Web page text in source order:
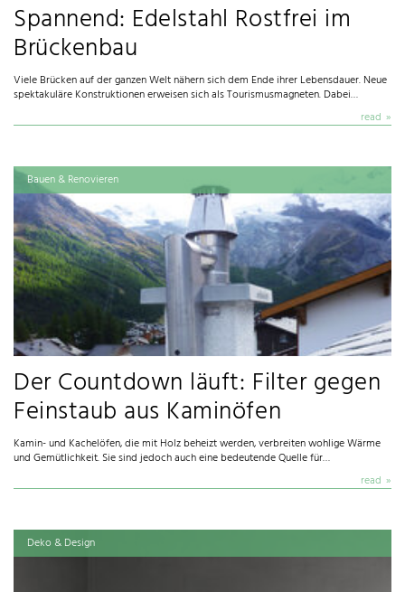
Spannend: Edelstahl Rostfrei im
Brückenbau
Viele Brücken auf der ganzen Welt nähern sich dem Ende ihrer Lebensdauer. Neue
spektakuläre Konstruktionen erweisen sich als Tourismusmagneten. Dabei…
read
Bauen & Renovieren
Der Countdown läuft: Filter gegen
Feinstaub aus Kaminöfen
Kamin- und Kachelöfen, die mit Holz beheizt werden, verbreiten wohlige Wärme
und Gemütlichkeit. Sie sind jedoch auch eine bedeutende Quelle für…
read
Deko & Design